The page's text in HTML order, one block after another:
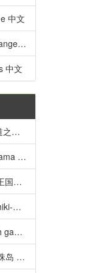
中文
中文
中文
英语
中文
语
中文
日语
中文